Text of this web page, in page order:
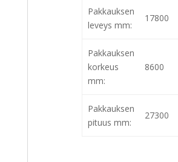
Pakkauksen
leveys mm:
17800
Pakkauksen
korkeus
mm:
8600
Pakkauksen
pituus mm:
27300